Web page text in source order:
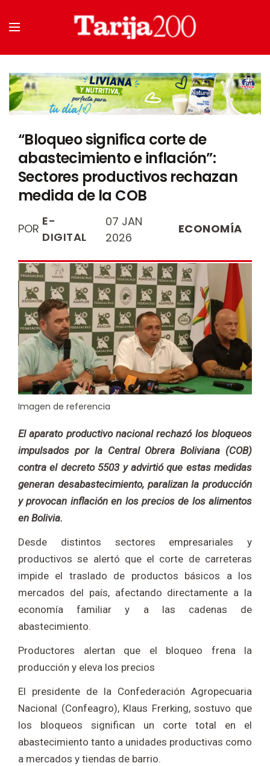
“Bloqueo significa corte de
abastecimiento e inflación”:
Sectores productivos rechazan
medida de la COB
POR
E-
DIGITAL
07 JAN
2026
ECONOMÍA
Imagen de referencia
El aparato productivo nacional rechazó los bloqueos
impulsados por la Central Obrera Boliviana (COB)
contra el decreto 5503 y advirtió que estas medidas
generan desabastecimiento, paralizan la producción
y provocan inflación en los precios de los alimentos
en Bolivia.
Desde distintos sectores empresariales y
productivos se alertó que el corte de carreteras
impide el traslado de productos básicos a los
mercados del país, afectando directamente a la
economía familiar y a las cadenas de
abastecimiento.
Productores alertan que el bloqueo frena la
producción y eleva los precios
El presidente de la Confederación Agropecuaria
Nacional (Confeagro), Klaus Frerking, sostuvo que
los bloqueos significan un corte total en el
abastecimiento tanto a unidades productivas como
a mercados y tiendas de barrio.